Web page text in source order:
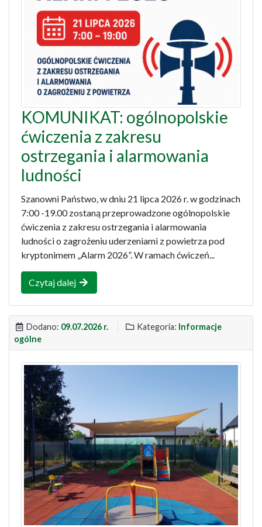
KOMUNIKAT: ogólnopolskie
ćwiczenia z zakresu
ostrzegania i alarmowania
ludności
Szanowni Państwo, w dniu 21 lipca 2026 r. w godzinach
7:00 -19.00 zostaną przeprowadzone ogólnopolskie
ćwiczenia z zakresu ostrzegania i alarmowania
ludności o zagrożeniu uderzeniami z powietrza pod
kryptonimem „Alarm 2026”. W ramach ćwiczeń...
Czytaj dalej
Dodano: 09.07.2026 r. Kategoria: Informacje
ogólne